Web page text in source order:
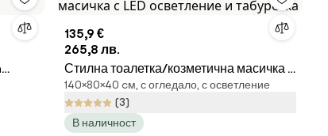
135,9 €
265,8 лв.
Стилна тоалетка/козметична масичка с
LED осветление и табуретка
140×80×40 cм, с огледало, с осветление
(3)
В наличност